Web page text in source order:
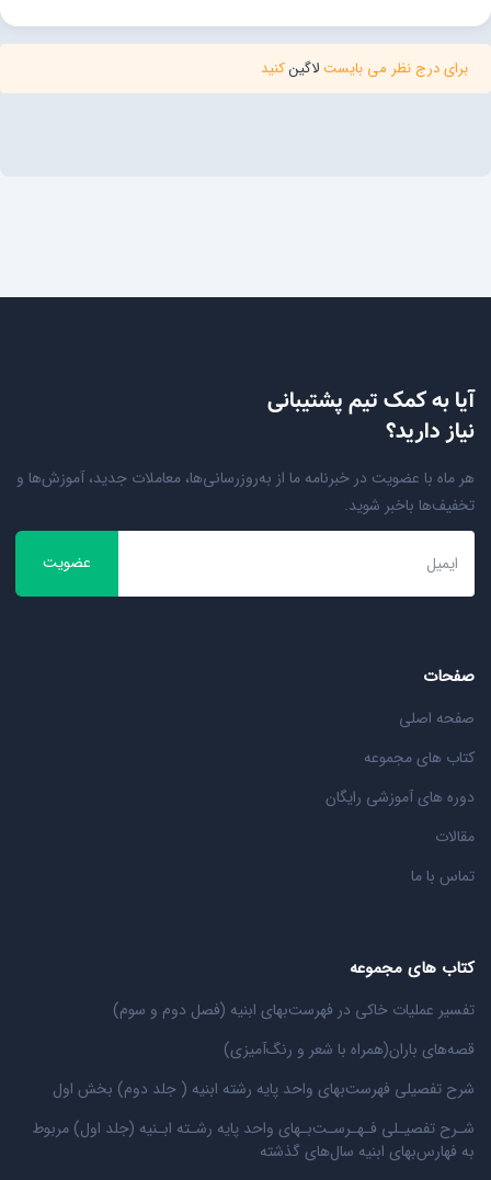
برای درج نظر می بایستلاگینکنید
آیا به کمک تیم پشتیبانی
نیاز دارید؟
هر ماه با عضویت در خبرنامه ما از به‌روزرسانی‌ها، معاملات جدید، آموزش‌ها و
تخفیف‌ها باخبر شوید.
عضویت
صفحات
صفحه اصلی
کتاب های مجموعه
دوره های آموزشی رایگان
مقالات
تماس با ما
کتاب های مجموعه
تفسیر عملیات خاکی در فهرست‌بهای ابنیه (فصل دوم و سوم)
قصه‌های باران(همراه با شعر و رنگ‌‌آمیزی)
شرح تفصیلی فهرست‌بهای واحد پایه رشته ابنیه ( جلد دوم) بخش اول
شـرح تفصیـلی فـهـرسـت‌بـهای واحد پایه رشـته ابـنیه (جلد اول) مربوط
به فهارس‌بهای ابنیه سال‌های گذشته